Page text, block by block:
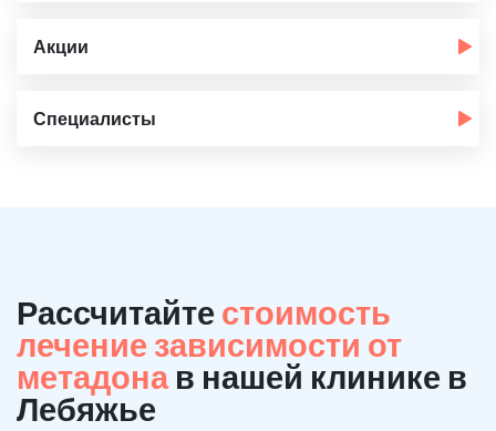
Акции
Специалисты
Рассчитайте стоимость
лечение зависимости от
метадона в нашей клинике в
Лебяжье